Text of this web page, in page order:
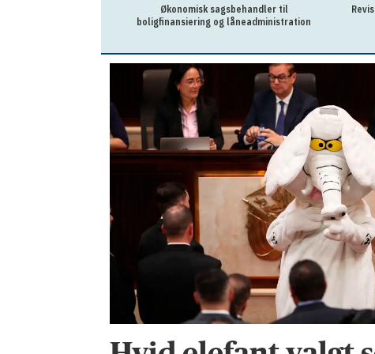
Økonomisk sagsbehandler til
boligfinansiering og låneadministration